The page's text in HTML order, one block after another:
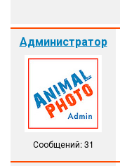
Администратор
Сообщений: 31